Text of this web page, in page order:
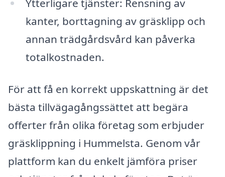
Ytterligare tjänster: Rensning av
kanter, borttagning av gräsklipp och
annan trädgårdsvård kan påverka
totalkostnaden.
För att få en korrekt uppskattning är det
bästa tillvägagångssättet att begära
offerter från olika företag som erbjuder
gräsklippning i Hummelsta. Genom vår
plattform kan du enkelt jämföra priser